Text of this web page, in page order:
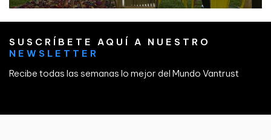
SUSCRÍBETE AQUÍ A NUESTRO
NEWSLETTER
Recibe todas las semanas lo mejor del Mundo Vantrust